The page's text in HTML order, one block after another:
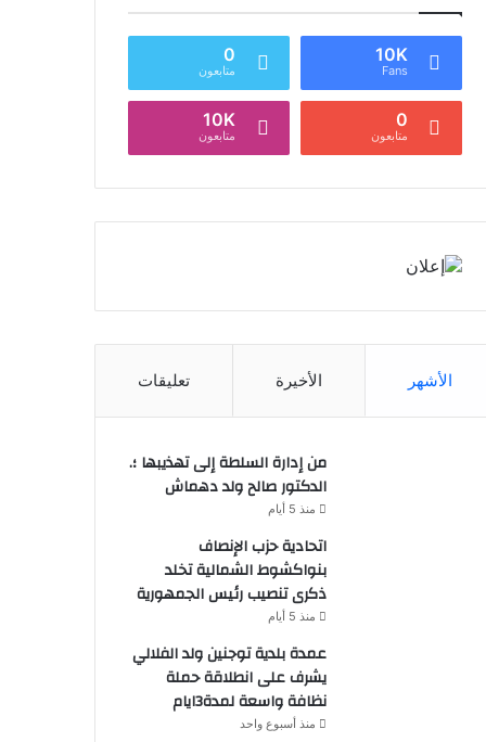
10K
Fans
0
متابعون
0
متابعون
10K
متابعون
الأشهر الأخيرة تعليقات
من إدارة السلطة إلى تهذيبها ؛.
الدكتور صالح ولد دهماش
منذ 5 أيام
اتحادية حزب الإنصاف
بنواكشوط الشمالية تخلد
ذكرى تنصيب رئيس الجمهورية
منذ 5 أيام
عمدة بلدية توجنين ولد الفلالي
يشرف على انطلاقة حملة
نظافة واسعة لمدة3ايام
منذ أسبوع واحد